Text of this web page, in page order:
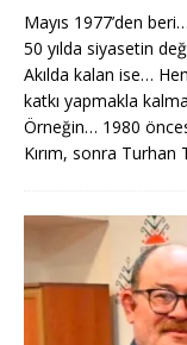
Mayıs 1977’den
50 yılda siyasetin
Akılda kalan ise…
katkı yapmakla
Örneğin… 1980
Kırım, sonra Turhan